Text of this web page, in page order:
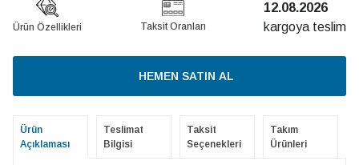
Ürün Özellikleri Taksit Oranları
12.08.2026
kargoya teslim
HEMEN SATIN AL
Ürün
Açıklaması
Teslimat
Bilgisi
Taksit
Seçenekleri
Takım
Ürünleri